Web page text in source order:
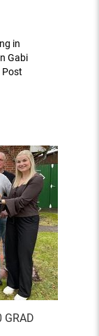
in
Gabi
Post
GRAD